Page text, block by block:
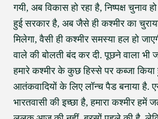
गयी, अब विकास हो रहा है, निष्पक्ष चुनाव
हुई सरकार है, अब जैसे ही कश्मीर का
मिलेगा, वैसी ही कश्मीर समस्या हल हो
वाले की बोलती बंद कर दी. पूछने वाला भी
हमारे कश्मीर के कुछ हिस्से पर कब्जा
आतंकवादियों के लिए लॉन्च पैड बनाया
भारतवासी की इच्छा है, हमारा कश्मीर हमें